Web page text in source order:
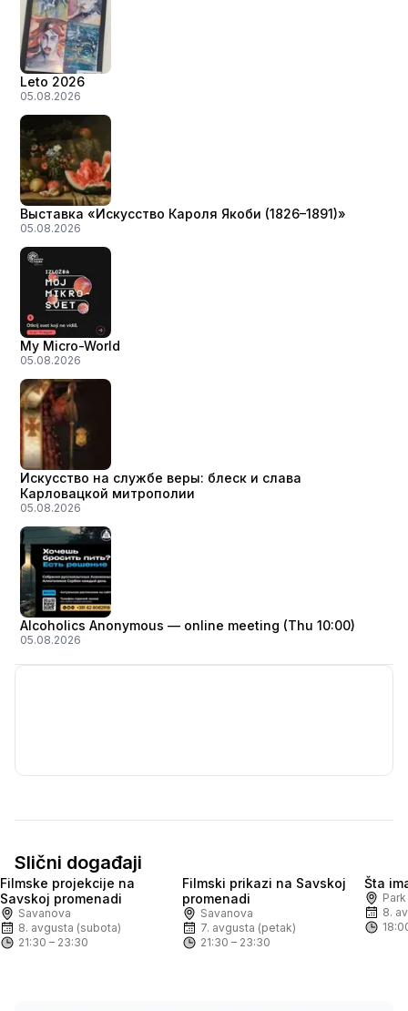
Leto 2026
05.08.2026
Выставка «Искусство Кароля Якоби (1826–1891)»
05.08.2026
My Micro-World
05.08.2026
Искусство на службе веры: блеск и слава
Карловацкой митрополии
05.08.2026
Alcoholics Anonymous — online meeting (Thu 10:00)
05.08.2026
Slični događaji
Besplatno
Uskoro
Filmske projekcije na
Savskoj promenadi
Savanova
8. avgusta (subota)
21:30 – 23:30
Besplatno
Sutra
Filmski prikazi na Savskoj
promenadi
Savanova
7. avgusta (petak)
21:30 – 23:30
Šta
8.